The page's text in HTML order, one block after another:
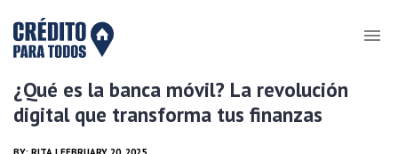
¿Qué es la banca móvil? La revolución
digital que transforma tus finanzas